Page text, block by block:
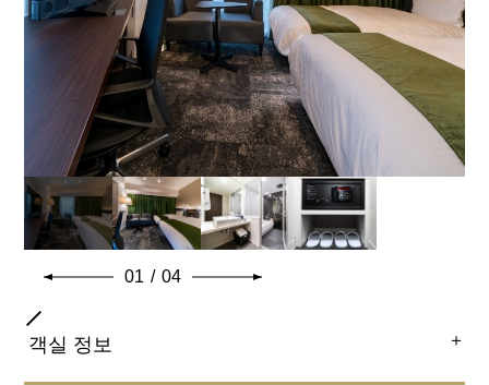
엑스트라 베드 설치 (불가) / 베이비 침대 설치(불가)
함께 자는 자녀분은 2인까지 가능합니다.
일반적인 객실 설비 · 용품
01 / 04
객실 정보 ＋